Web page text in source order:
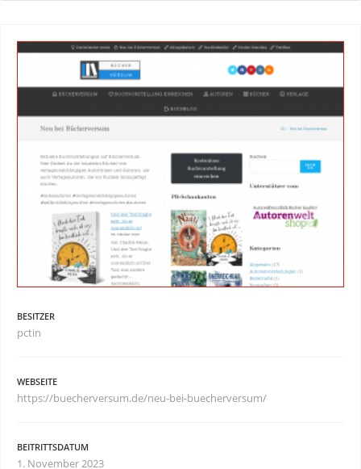
BESITZER
pctin
WEBSEITE
https://buecherversum.de/neu-bei-buecherversum/
BEITRITTSDATUM
1. November 2023